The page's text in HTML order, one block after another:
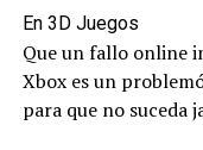
h
at
s
A
a
ce
b
o
En 3D Juegos
Que un fallo online
Xbox es un
para que no suceda